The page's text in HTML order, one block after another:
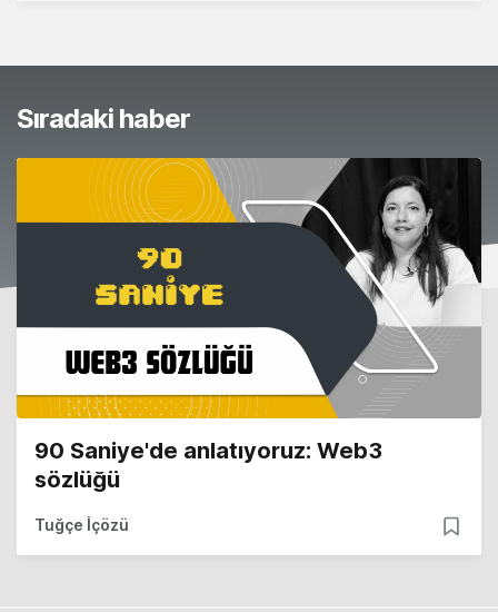
Sıradaki haber
90 Saniye'de anlatıyoruz: Web3
sözlüğü
Tuğçe İçözü